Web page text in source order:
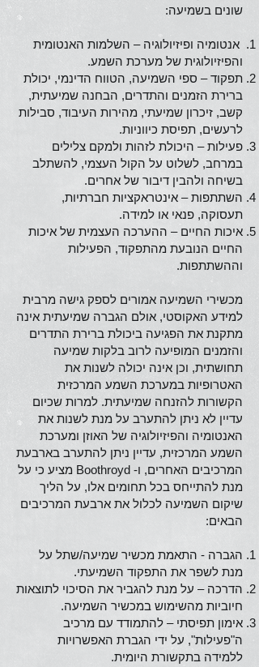
שונים בשמיעה:
אנטומיה ופיזיולוגיה – השלמות האנטומית
והפיזיולוגית של מערכת השמע.
תפקוד – ספי השמיעה, הטווח הדינמי, יכולת
ברירת הזמנים והתדרים, הבחנה שמיעתית,
קשב, זיכרון שמיעתי, מהירות העיבוד, סבילות
לרעשים, תפיסת כיווניות.
פעילות – היכולת לזהות ולמקם צלילים
במרחב, לשלוט על הקול העצמי, להשתלב
בשיחה ולהבין דיבור של אחרים.
השתתפות – אינטראקציות חברתיות,
תעסוקה, פנאי או למידה.
איכות החיים – ההערכה העצמית של איכות
החיים הנובעת מהתפקוד, הפעילות
וההשתתפות.
מכשירי השמיעה אמורים לספק גישה מרבית
למידע האקוסטי, אולם הגברה שמיעתית אינה
מתקנת את הפגיעה ביכולת ברירת התדרים
והזמנים המופיעה לרוב בלקות שמיעה
תחושתית, וכן אינה יכולה לשנות את
האטרופיות במערכת השמע המרכזית
הקשורות להזנחה שמיעתית. למרות שכיום
עדיין לא ניתן להתערב על מנת לשנות את
האנטומיה והפיזיולוגיה של האוזן ומערכת
השמע המרכזית, עדיין ניתן להתערב בארבעת
המרכיבים האחרים, ו- Boothroyd מציע כי על
מנת להתייחס בכל תחומים אלו, על הליך
שיקום השמיעה לכלול את ארבעת המרכיבים
הבאים:
הגברה - התאמת מכשיר שמיעה/שתל על
מנת לשפר את התפקוד השמיעתי.
הדרכה – על מנת להגביר את הסיכוי לתוצאות
חיוביות מהשימוש במכשיר השמיעה.
אימון תפיסתי – להתמודד עם מרכיב
ה"פעילות", על ידי הגברת האפשרויות
ללמידה בתקשורת היומית.